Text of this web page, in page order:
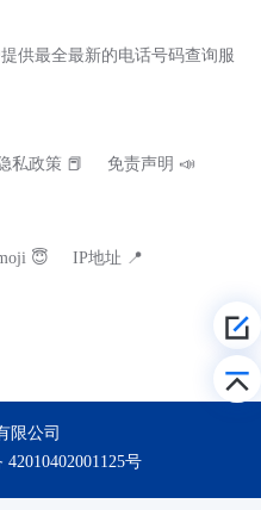
供最全最新的电话号码查询服
私政策 📕 免责声明 📣
😇 IP地址 📍
限公司
号